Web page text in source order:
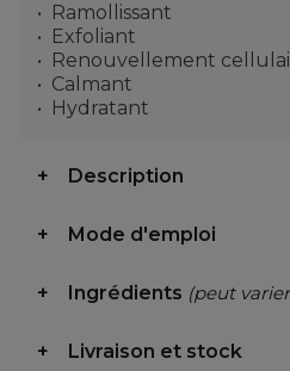
Ramollissant
Exfoliant
Renouvellement
Calmant
Hydratant
Description
Mode d'emploi
Ingrédients (peut
Livraison et stock